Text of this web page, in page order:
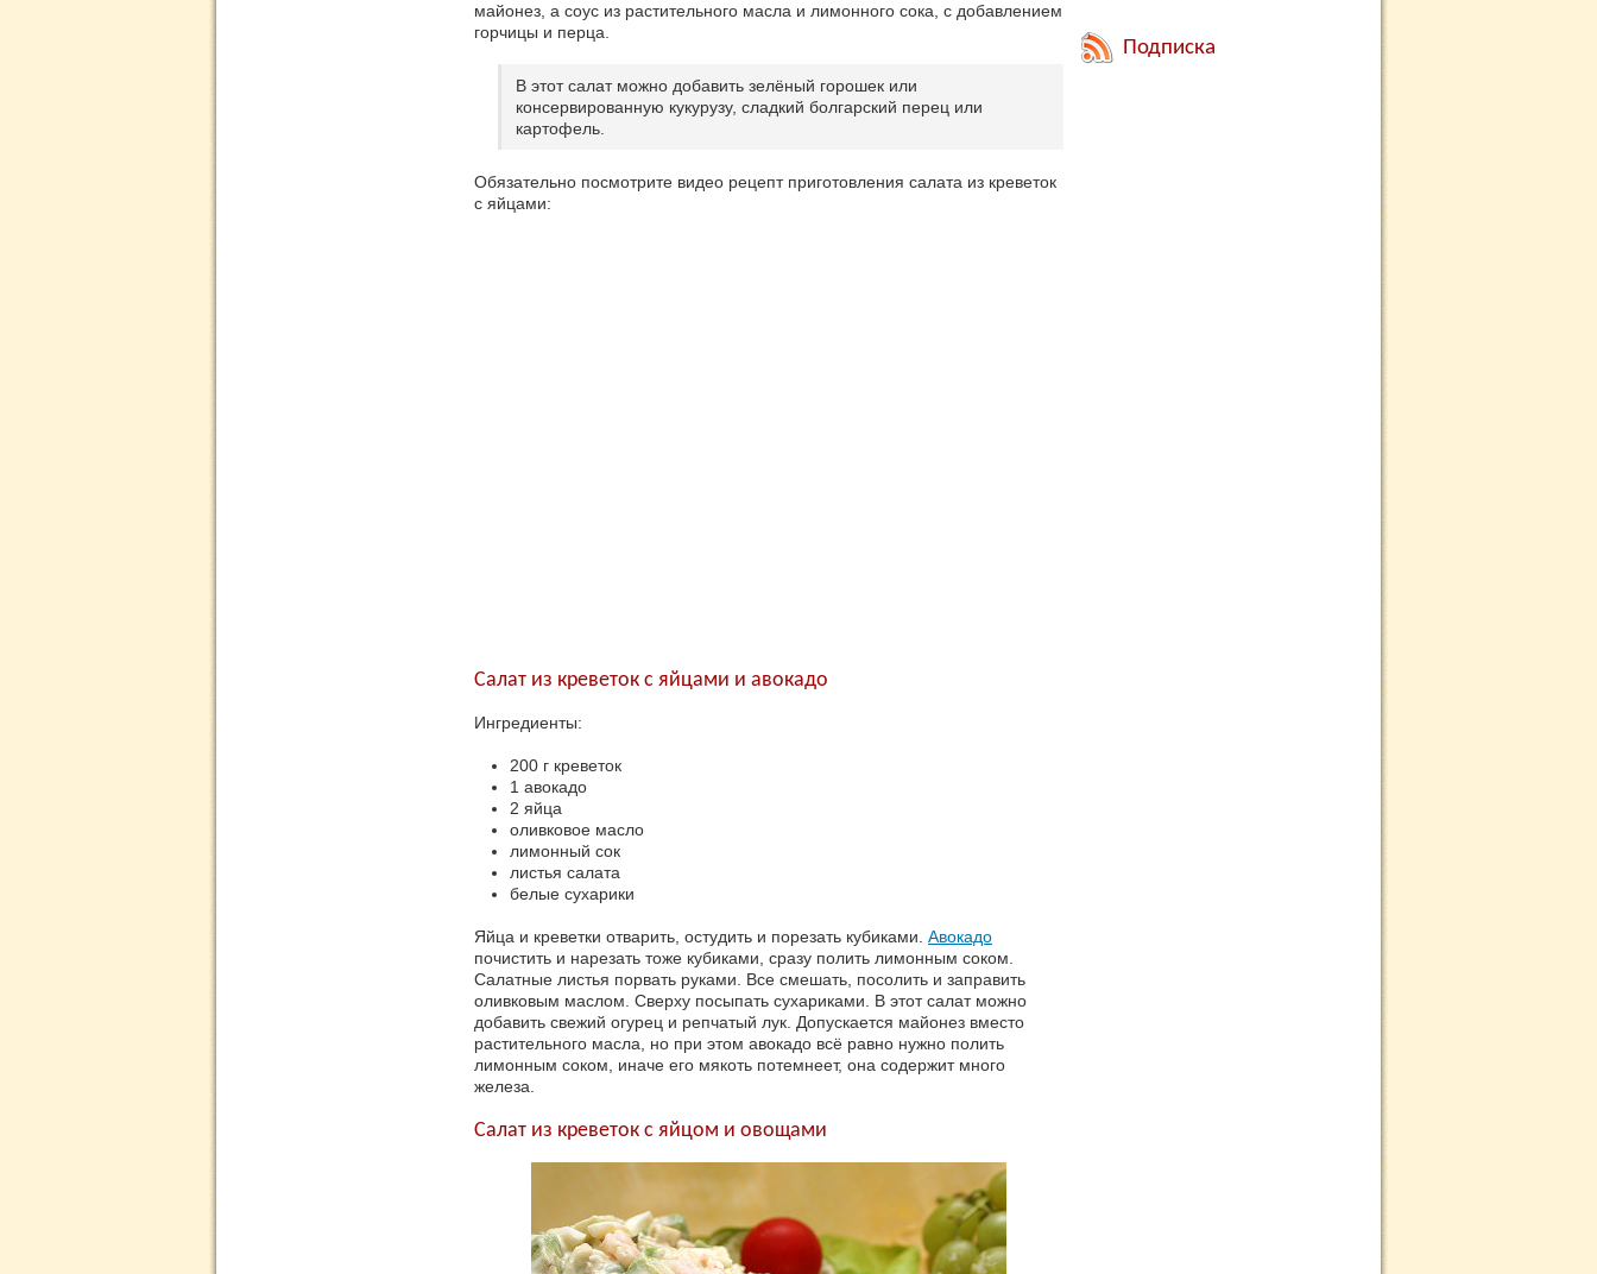
майонез, а соус из растительного масла и лимонного сока, с добавлением
горчицы и перца.
В этот салат можно добавить зелёный горошек или
консервированную кукурузу, сладкий болгарский перец или
картофель.
Обязательно посмотрите видео рецепт приготовления салата из креветок
с яйцами:
Салат из креветок с яйцами и авокадо
Ингредиенты:
200 г креветок
1 авокадо
2 яйца
оливковое масло
лимонный сок
листья салата
белые сухарики
Яйца и креветки отварить, остудить и порезать кубиками. Авокадо
почистить и нарезать тоже кубиками, сразу полить лимонным соком.
Салатные листья порвать руками. Все смешать, посолить и заправить
оливковым маслом. Сверху посыпать сухариками. В этот салат можно
добавить свежий огурец и репчатый лук. Допускается майонез вместо
растительного масла, но при этом авокадо всё равно нужно полить
лимонным соком, иначе его мякоть потемнеет, она содержит много
железа.
Салат из креветок с яйцом и овощами
Подписка